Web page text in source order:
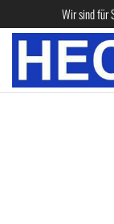
Wir sind für